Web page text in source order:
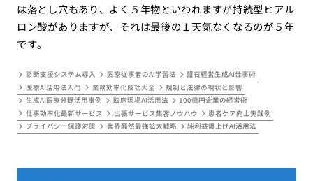
は落とし穴もあり、よく５年物といわれますが持続型ヒアル
ロン酸がありますが、それは最後の１天気なくなるのが５年
です。
診断支援システム導入 医療従事者のAI学習法
盤石経営生成AI仕事術
医療AI活用法入門
業務効率化成功大全
規制と法律の現状と影響
生成AI医療分野活用事例
臨床現場AI活用法
100億円企業の経営術
仕事効率化最新サービス
出張サービス集客ノウハウ
患者ケア向上実践例
プライバシー保護対策
業界騒然最強拡大戦略 純利益爆上げAI活用法